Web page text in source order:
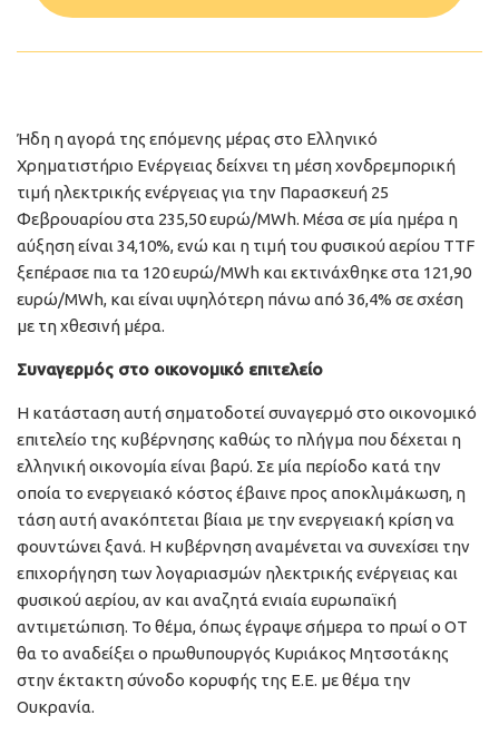
Ήδη η αγορά της επόμενης μέρας στο Ελληνικό
Χρηματιστήριο Ενέργειας δείχνει τη μέση χονδρεμπορική
τιμή ηλεκτρικής ενέργειας για την Παρασκευή 25
Φεβρουαρίου στα 235,50 ευρώ/MWh. Μέσα σε μία ημέρα η
αύξηση είναι 34,10%, ενώ και η τιμή του φυσικού αερίου TTF
ξεπέρασε πια τα 120 ευρώ/MWh και εκτινάχθηκε στα 121,90
ευρώ/MWh, και είναι υψηλότερη πάνω από 36,4% σε σχέση
με τη χθεσινή μέρα.
Συναγερμός στο οικονομικό επιτελείο
Η κατάσταση αυτή σηματοδοτεί συναγερμό στο οικονομικό
επιτελείο της κυβέρνησης καθώς το πλήγμα που δέχεται η
ελληνική οικονομία είναι βαρύ. Σε μία περίοδο κατά την
οποία το ενεργειακό κόστος έβαινε προς αποκλιμάκωση, η
τάση αυτή ανακόπτεται βίαια με την ενεργειακή κρίση να
φουντώνει ξανά. Η κυβέρνηση αναμένεται να συνεχίσει την
επιχορήγηση των λογαριασμών ηλεκτρικής ενέργειας και
φυσικού αερίου, αν και αναζητά ενιαία ευρωπαϊκή
αντιμετώπιση. Το θέμα, όπως έγραψε σήμερα το πρωί ο ΟΤ
θα το αναδείξει ο πρωθυπουργός Κυριάκος Μητσοτάκης
στην έκτακτη σύνοδο κορυφής της Ε.Ε. με θέμα την
Ουκρανία.